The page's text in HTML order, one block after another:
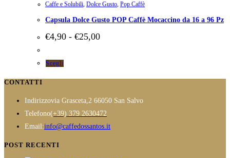
Le
opzioni
possono
del
prodotto
Caffe e Solubili, Dolce Gusto, Pop Caffè
Capsula Dolce Gusto POP Caffè Mocaccino da 16 a 96 Pz
€4,90 - €25,00Fascia
a
Scegli
più
varianti.
Le
CONTATTI
Indirizzovia Grasceta,2 66050 San Salvo
Telefono(+39) 379 2630472
in
Email:info@caffedossantos.itOpens
POST RECENTI